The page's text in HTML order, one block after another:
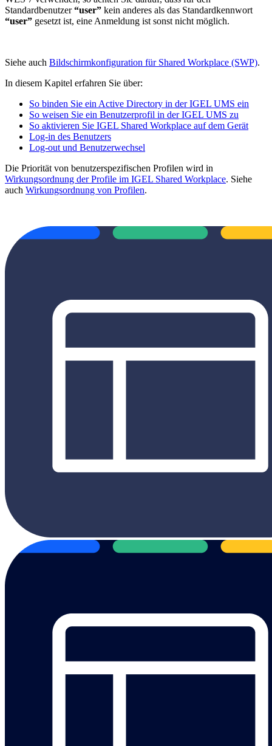
Standardbenutzer“user” kein anderes als das Standardkennwort
“user” gesetzt ist, eine Anmeldung ist sonst nicht möglich.
Siehe auch Bildschirmkonfiguration für Shared Workplace (SWP).
In diesem Kapitel erfahren Sie über:
So binden Sie ein Active Directory in der IGEL UMS ein
So weisen Sie ein Benutzerprofil in der IGEL UMS zu
So aktivieren Sie IGEL Shared Workplace auf dem Gerät
Log-in des Benutzers
Log-out und Benutzerwechsel
Die Priorität von benutzerspezifischen Profilen wird in
Wirkungsordnung der Profile im IGEL Shared Workplace. Siehe
auch Wirkungsordnung von Profilen.